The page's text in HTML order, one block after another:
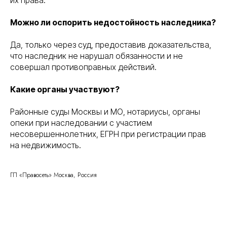
Можно ли оспорить недостойность наследника?
Да, только через суд, предоставив доказательства,
что наследник не нарушал обязанности и не
совершал противоправных действий.
Какие органы участвуют?
Районные суды Москвы и МО, нотариусы, органы
опеки при наследовании с участием
несовершеннолетних, ЕГРН при регистрации прав
на недвижимость.
ГП «Правосеть» Москва, Россия
Правосеть
Банкротство физических лиц в Москве